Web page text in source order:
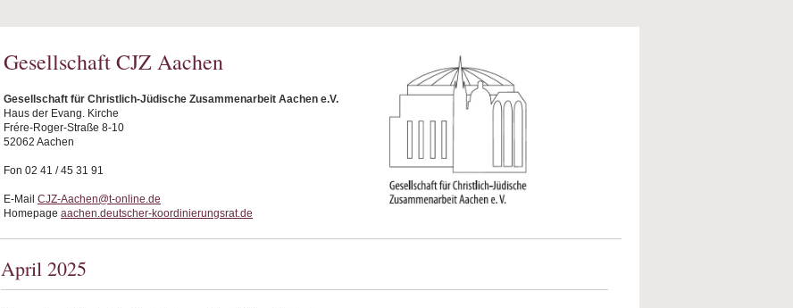
Gesellschaft CJZ Aachen
Gesellschaft für Christlich-Jüdische Zusammenarbeit Aachen e.V.
Haus der Evang. Kirche
Frére-Roger-Straße 8-10
52062 Aachen
Fon 02 41 / 45 31 91
E-Mail CJZ-Aachen@t-online.de
Homepage aachen.deutscher-koordinierungsrat.de
April 2025